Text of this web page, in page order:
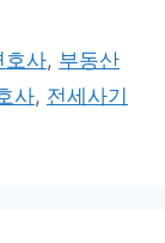
호사, 부동산
사, 전세사기